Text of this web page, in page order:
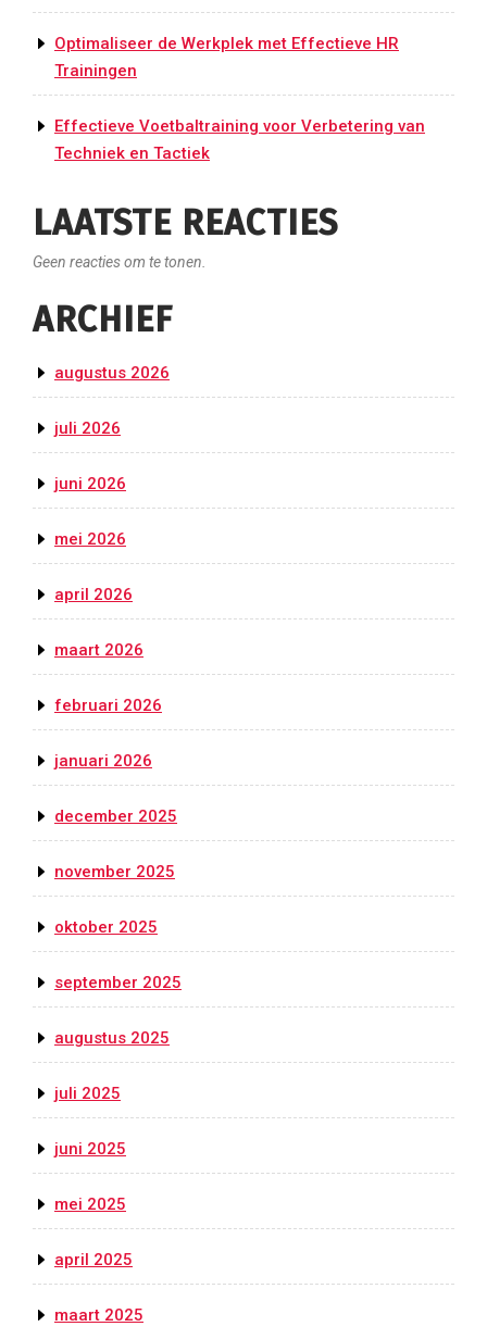
Optimaliseer de Werkplek met Effectieve HR
Trainingen
Effectieve Voetbaltraining voor Verbetering van
Techniek en Tactiek
LAATSTE REACTIES
Geen reacties om te tonen.
ARCHIEF
augustus 2026
juli 2026
juni 2026
mei 2026
april 2026
maart 2026
februari 2026
januari 2026
december 2025
november 2025
oktober 2025
september 2025
augustus 2025
juli 2025
juni 2025
mei 2025
april 2025
maart 2025